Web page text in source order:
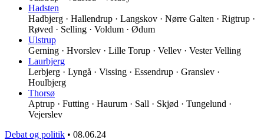
Hadsten
Hadbjerg · Hallendrup · Langskov · Nørre Galten · Rigtrup ·
Røved · Selling · Voldum · Ødum
Ulstrup
Gerning · Hvorslev · Lille Torup · Vellev · Vester Velling
Laurbjerg
Lerbjerg · Lyngå · Vissing · Essendrup · Granslev ·
Houlbjerg
Thorsø
Aptrup · Futting · Haurum · Sall · Skjød · Tungelund ·
Vejerslev
Debat og politik • 08.06.24